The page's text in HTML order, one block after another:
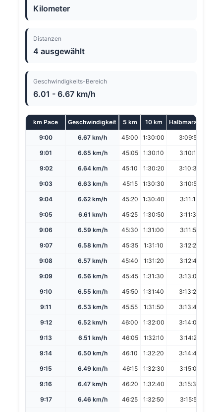
Kilometer
Distanzen
4 ausgewählt
Geschwindigkeits-Bereich
6.01 - 6.67 km/h
km Pace Geschwindigkeit 5 km 10 km Halbmarathon
9:00 6.67 km/h 45:00 1:30:00 3:09:52
9:01 6.65 km/h 45:05 1:30:10 3:10:13
9:02 6.64 km/h 45:10 1:30:20 3:10:34
9:03 6.63 km/h 45:15 1:30:30 3:10:55
9:04 6.62 km/h 45:20 1:30:40 3:11:17
9:05 6.61 km/h 45:25 1:30:50 3:11:38
9:06 6.59 km/h 45:30 1:31:00 3:11:59
9:07 6.58 km/h 45:35 1:31:10 3:12:20
9:08 6.57 km/h 45:40 1:31:20 3:12:41
9:09 6.56 km/h 45:45 1:31:30 3:13:02
9:10 6.55 km/h 45:50 1:31:40 3:13:23
9:11 6.53 km/h 45:55 1:31:50 3:13:44
9:12 6.52 km/h 46:00 1:32:00 3:14:05
9:13 6.51 km/h 46:05 1:32:10 3:14:26
9:14 6.50 km/h 46:10 1:32:20 3:14:48
9:15 6.49 km/h 46:15 1:32:30 3:15:09
9:16 6.47 km/h 46:20 1:32:40 3:15:30
9:17 6.46 km/h 46:25 1:32:50 3:15:51